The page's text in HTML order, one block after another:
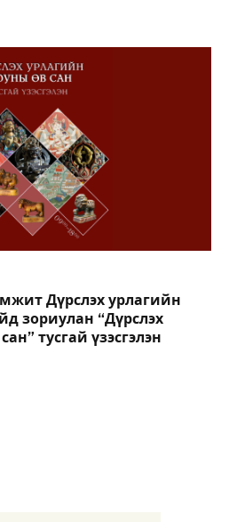
Дүрслэх урлагийн
зориулан “Дүрслэх
тусгай үзэсгэлэн